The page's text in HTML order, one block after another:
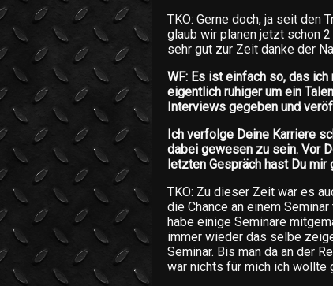
TKO: Gerne doch, ja seit den
glaub wir planen jetzt schon
sehr gut zur Zeit danke der
WF: Es ist einfach so, das
eigentlich ruhiger um ein
Interviews gegeben und
Ich verfolge Deine Karriere
dabei gewesen zu sein. Vor
letzten Gespräch hast Du mir
TKO: Zu dieser Zeit war es
die Chance an einem
habe einige Seminare
immer wieder das selbe
Seminar. Bis man da an der
war nichts für mich ich wollte